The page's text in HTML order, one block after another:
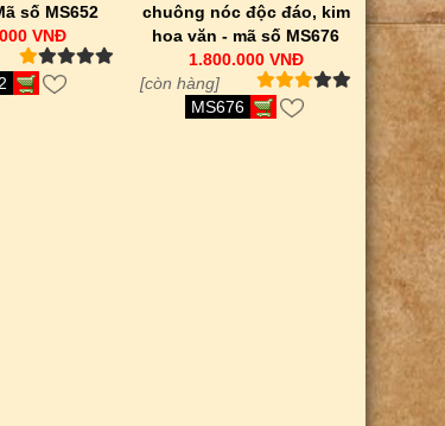
số MS652
VNĐ
chuông nóc độc đáo, kim
hoa văn - mã số MS676
1.800.000 VNĐ
[còn hàng]
MS676